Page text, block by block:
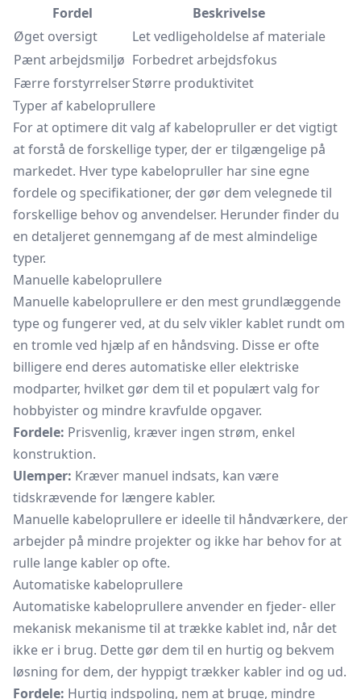
Fordel
Beskrivelse
Øget oversigt
Let vedligeholdelse af materiale
Pænt arbejdsmiljø Forbedret arbejdsfokus
Færre forstyrrelserStørre produktivitet
Typer af kabeloprullere
For at optimere dit valg af kabelopruller er det vigtigt
at forstå de forskellige typer, der er tilgængelige på
markedet. Hver type kabelopruller har sine egne
fordele og specifikationer, der gør dem velegnede til
forskellige behov og anvendelser. Herunder finder du
en detaljeret gennemgang af de mest almindelige
typer.
Manuelle kabeloprullere
Manuelle kabeloprullere er den mest grundlæggende
type og fungerer ved, at du selv vikler kablet rundt om
en tromle ved hjælp af en håndsving. Disse er ofte
billigere end deres automatiske eller elektriske
modparter, hvilket gør dem til et populært valg for
hobbyister og mindre kravfulde opgaver.
Fordele: Prisvenlig, kræver ingen strøm, enkel
konstruktion.
Ulemper: Kræver manuel indsats, kan være
tidskrævende for længere kabler.
Manuelle kabeloprullere er ideelle til håndværkere, der
arbejder på mindre projekter og ikke har behov for at
rulle lange kabler op ofte.
Automatiske kabeloprullere
Automatiske kabeloprullere anvender en fjeder- eller
mekanisk mekanisme til at trække kablet ind, når det
ikke er i brug. Dette gør dem til en hurtig og bekvem
løsning for dem, der hyppigt trækker kabler ind og ud.
Fordele: Hurtig indspoling, nem at bruge, mindre